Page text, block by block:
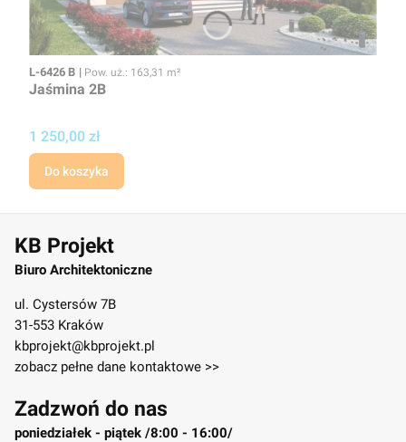
Kod
L-6426 B Powierzchnia użytkowa
Pow. uż.: 163,31 m²
Jaśmina 2B
Cena projektu
1 250,00 zł
Do koszyka
KB Projekt
Biuro Architektoniczne
ul. Cystersów 7B
31-553 Kraków
kbprojekt@kbprojekt.pl
zobacz pełne dane kontaktowe >>
Zadzwoń do nas
poniedziałek - piątek /8:00 - 16:00/